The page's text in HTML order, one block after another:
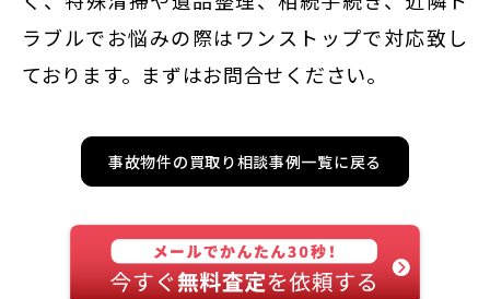
ラブルでお悩みの際はワンストップで対応致し
ております。まずはお問合せください。
事故物件の買取り相談事例一覧に戻る